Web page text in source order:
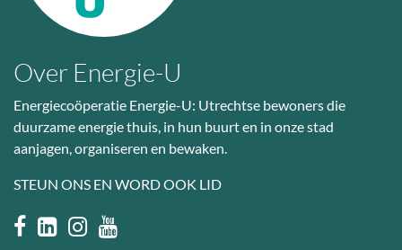
Over Energie-U
Energiecoöperatie Energie-U: Utrechtse bewoners die
duurzame energie thuis, in hun buurt en in onze stad
aanjagen, organiseren en bewaken.
STEUN ONS EN WORD OOK LID